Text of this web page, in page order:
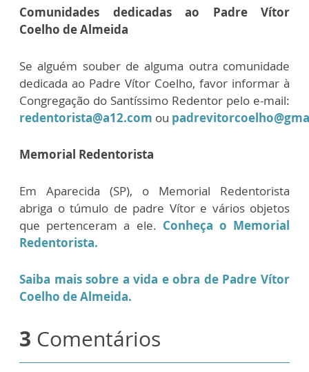
Comunidades dedicadas ao Padre Vítor
Coelho de Almeida
Se alguém souber de alguma outra comunidade
dedicada ao Padre Vítor Coelho, favor informar à
Congregação do Santíssimo Redentor pelo e-mail:
redentorista@a12.com ou
Memorial Redentorista
Em Aparecida (SP), o Memorial Redentorista
abriga o túmulo de padre Vítor e vários objetos
que pertenceram a ele. Conheça o Memorial
Redentorista.
Saiba mais sobre a vida e obra de Padre Vítor
Coelho de Almeida.
3 Comentários